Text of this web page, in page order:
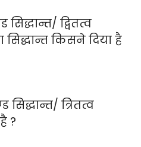
सिद्धान्त/ द्वितत्व
सिद्धान्त किसने दिया है
सिद्धान्त/ त्रितत्व
?